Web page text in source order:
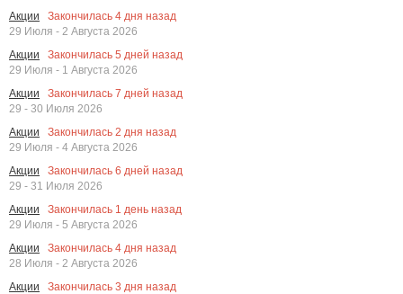
Акции
Закончилась 4 дня назад
29 Июля - 2 Августа 2026
Акции
Закончилась 5 дней назад
29 Июля - 1 Августа 2026
Акции
Закончилась 7 дней назад
29 - 30 Июля 2026
Акции
Закончилась 2 дня назад
29 Июля - 4 Августа 2026
Акции
Закончилась 6 дней назад
29 - 31 Июля 2026
Акции
Закончилась 1 день назад
29 Июля - 5 Августа 2026
Акции
Закончилась 4 дня назад
28 Июля - 2 Августа 2026
Акции
Закончилась 3 дня назад